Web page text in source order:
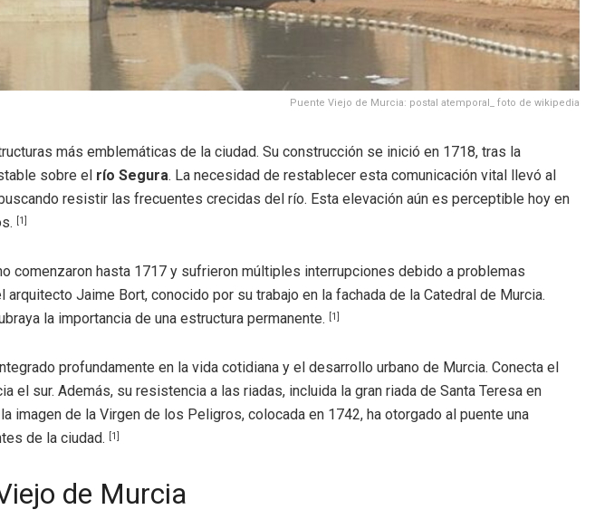
Puente Viejo de Murcia: postal atemporal_ foto de wikipedia
más emblemáticas de la ciudad. Su construcción se inició en 1718, tras la
sobre el río Segura. La necesidad de restablecer esta comunicación vital llevó al
resistir las frecuentes crecidas del río. Esta elevación aún es perceptible hoy en
[1]
comenzaron hasta 1717 y sufrieron múltiples interrupciones debido a problemas
Jaime Bort, conocido por su trabajo en la fachada de la Catedral de Murcia.
la importancia de una estructura permanente.
[1]
profundamente en la vida cotidiana y el desarrollo urbano de Murcia. Conecta el
sur. Además, su resistencia a las riadas, incluida la gran riada de Santa Teresa en
imagen de la Virgen de los Peligros, colocada en 1742, ha otorgado al puente una
de la ciudad.
[1]
de Murcia